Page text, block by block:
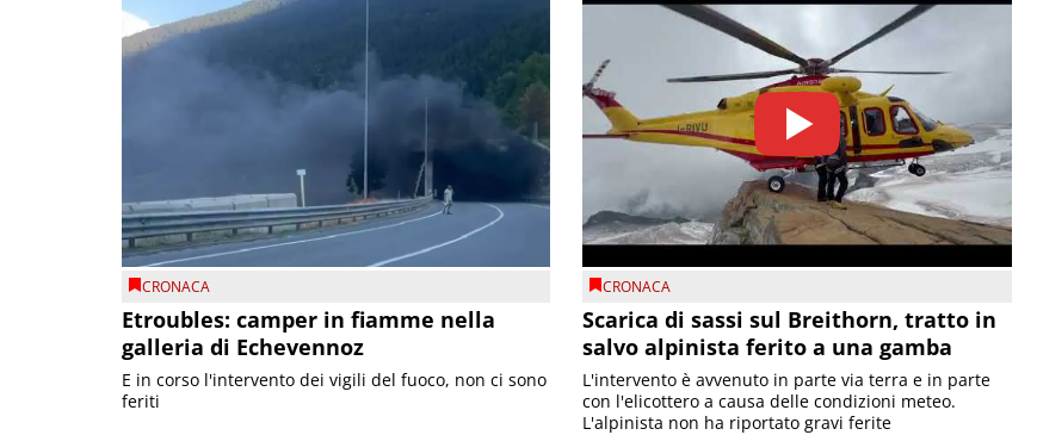
CRONACA
Etroubles: camper in fiamme nella
galleria di Echevennoz
E in corso l'intervento dei vigili del fuoco, non ci sono
feriti
CRONACA
Scarica di sassi sul Breithorn, tratto in
salvo alpinista ferito a una gamba
L'intervento è avvenuto in parte via terra e in parte
con l'elicottero a causa delle condizioni meteo.
L'alpinista non ha riportato gravi ferite